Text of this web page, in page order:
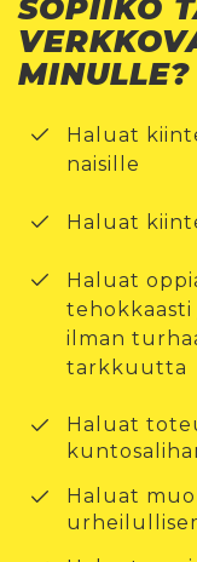
SOPIIKO
MINULLE?
Haluat
naisille
Haluat
Haluat
ilman
tarkkuutta
Haluat
Haluat